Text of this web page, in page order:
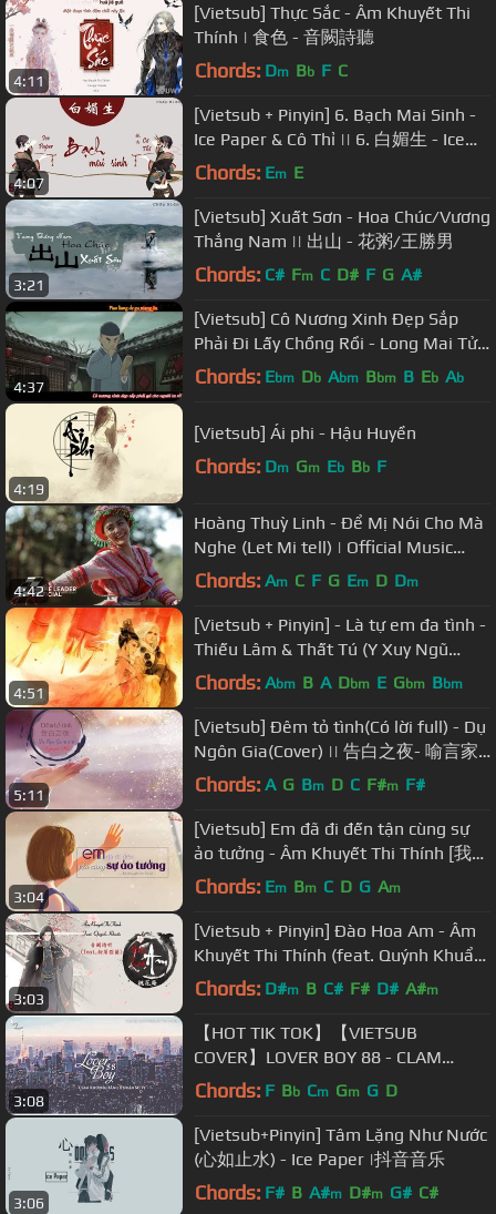
4:11
[Vietsub] Thực Sắc - Âm Khuyết Thi
Thính | 食色 - 音闕詩聽
Chords: Dm Bb F C
4:07
[Vietsub + Pinyin] 6. Bạch Mai Sinh -
Ice Paper & Cô Thỉ || 6. 白媚生 - Ice
Paper & 孤矢
Chords: Em E
3:21
[Vietsub] Xuất Sơn - Hoa Chúc/Vương
Thắng Nam || 出山 - 花粥/王勝男
Chords: C# Fm C D# F G A#
4:37
[Vietsub] Cô Nương Xinh Đẹp Sắp
Phải Đi Lấy Chồng Rồi - Long Mai Tử
& Lão Miêu - MV Choir of Poems
Chords: Ebm Db Abm Bbm B Eb Ab
4:19
[Vietsub] Ái phi - Hậu Huyền
Chords: Dm Gm Eb Bb F
4:42
Hoàng Thuỳ Linh - Để Mị Nói Cho Mà
Nghe (Let Mi tell) | Official Music
Video
Chords: Am C F G Em D Dm
4:51
[Vietsub + Pinyin] - Là tự em đa tình -
Thiếu Lâm & Thất Tú (Y Xuy Ngũ
Nguyệt) - Hồ Dương Lâm
Chords: Abm B A Dbm E Gbm Bbm
5:11
[Vietsub] Đêm tỏ tình(Có lời full) - Dụ
Ngôn Gia(Cover) || 告白之夜- 喻言家||
Nhạc hot tik tok
Chords: A G Bm D C F#m F#
3:04
[Vietsub] Em đã đi đến tận cùng sự
ảo tưởng - Âm Khuyết Thi Thính [我已
经到了幻想尽头 - 音阙诗听 ]
Chords: Em Bm C D G Am
3:03
[Vietsub + Pinyin] Đào Hoa Am - Âm
Khuyết Thi Thính (feat. Quýnh Khuẩn)
|| 桃花庵 - 音阙诗听 (feat.封茗囧菌)
Chords: D#m B C# F# D# A#m
3:08
【HOT TIK TOK】【VIETSUB
COVER】LOVER BOY 88 - CLAM
KHƯƠNG BẰNG X NGẬN MĨ VỊ |
Chords: F Bb Cm Gm G D
3:06
[Vietsub+Pinyin] Tâm Lặng Như Nước
(心如止水) - Ice Paper |抖音音乐
Chords: F# B A#m D#m G# C#